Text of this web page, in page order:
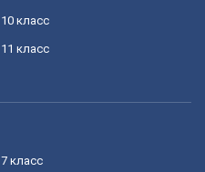
10 класс
11 класс
7 класс